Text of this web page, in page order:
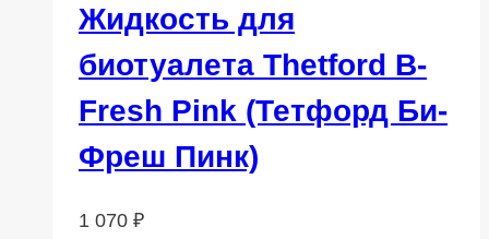
Жидкость для
биотуалета Thetford B-
Fresh Pink (Тетфорд Би-
Фреш Пинк)
1 070 ₽